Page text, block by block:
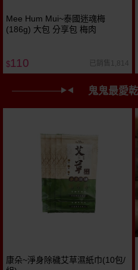
Mee Hum Mui~泰國迷魂梅
(186g) 大包 分享包 梅肉
$110 已銷售1,814
鬼鬼最愛
康朵~淨身除穢艾草濕紙巾(10包/